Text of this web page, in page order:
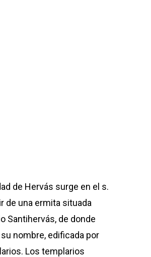
de Hervás surge en el s.
de una ermita situada
Santihervás, de donde
nombre, edificada por
Los templarios